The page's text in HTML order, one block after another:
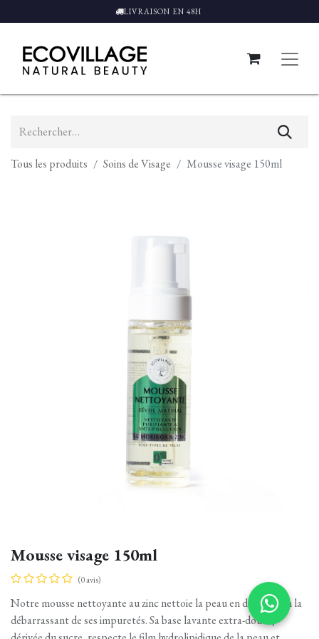
LIVRAISON EN 48H
Tous les produits Soins de Visage Mousse visage 150ml
Mousse visage 150ml
(0 avis)
Notre mousse nettoyante au zinc nettoie la peau en douceur en la
débarrassant de ses impuretés. Sa base lavante extra-douce,